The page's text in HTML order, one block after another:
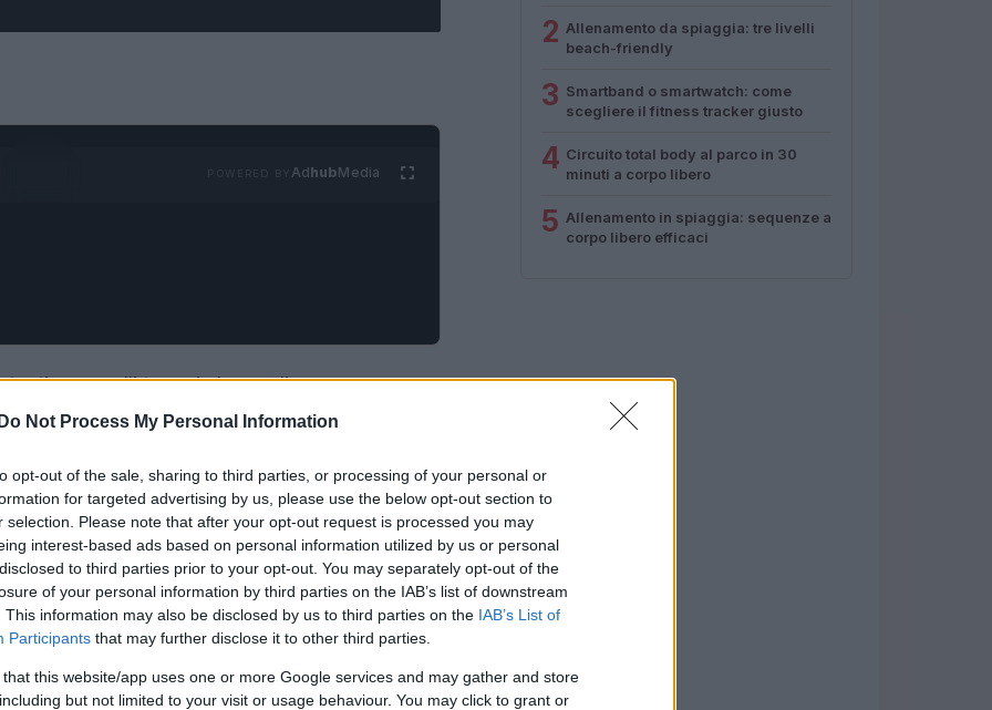
Do Not Process My Personal Information
opt-out of the sale, sharing to third parties, or processing of your personal or
for targeted advertising by us, please use the below opt-out section to
selection. Please note that after your opt-out request is processed you may
interest-based ads based on personal information utilized by us or personal
to third parties prior to your opt-out. You may separately opt-out of the
of your personal information by third parties on the IAB’s list of downstream
This information may also be disclosed by us to third parties on the IAB’s List of
Participants that may further disclose it to other third parties.
that this website/app uses one or more Google services and may gather and store
but not limited to your visit or usage behaviour. You may click to grant or
AdhubMedia
per quelli tra noi che vogliono avere un
essere fatti sia da uomini che da donne
più, non richiedono attrezzature particolari,
a casa. Ecco una serie di esercizi per i glutei
2 Allenamento da spiaggia: tre livelli
beach-friendly
3 Smartband o smartwatch: come
scegliere il fitness tracker giusto
4 Circuito total body al parco in 30
minuti a corpo libero
5 Allenamento in spiaggia: sequenze a
corpo libero efficaci